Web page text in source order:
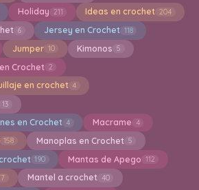
Holiday 211 Ideas en crochet 204
6 Jersey en Crochet 118
Jumper 10 Kimonos 5
Crochet 2
en crochet 4
13
en Crochet 4 Macrame 4
158 Manoplas en Crochet 5
190 Mantas de Apego 112
Mantel a crochet 40